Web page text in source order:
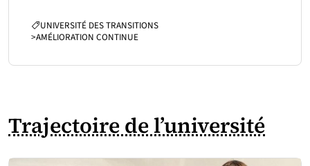
CATÉGORIES :
UNIVERSITÉ DES TRANSITIONS
>AMÉLIORATION CONTINUE
Trajectoire de l’université